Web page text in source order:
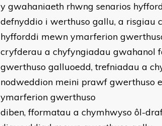
y gwahaniaeth rhwng senarios
defnyddio i werthuso gallu, a risgiau
hyfforddi mewn ymarferion
cryfderau a chyfyngiadau gwahanol
gwerthuso galluoedd, trefniadau a
nodweddion meini prawf gwerthuso
ymarferion gwerthuso
diben, fformatau a chymhwyso ôl-